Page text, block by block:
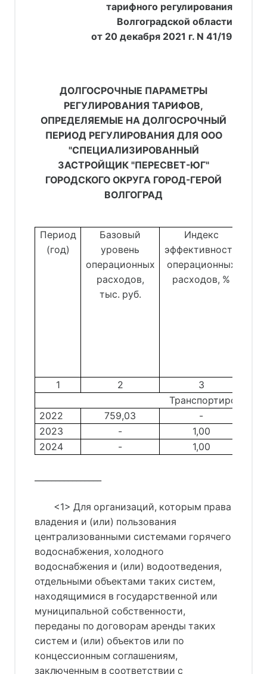
тарифного регулирования
Волгоградской области
от 20 декабря 2021 г. N 41/19
ДОЛГОСРОЧНЫЕ ПАРАМЕТРЫ
РЕГУЛИРОВАНИЯ ТАРИФОВ,
ОПРЕДЕЛЯЕМЫЕ НА ДОЛГОСРОЧНЫЙ
ПЕРИОД РЕГУЛИРОВАНИЯ ДЛЯ ООО
"СПЕЦИАЛИЗИРОВАННЫЙ
ЗАСТРОЙЩИК "ПЕРЕСВЕТ-ЮГ"
ГОРОДСКОГО ОКРУГА ГОРОД-ГЕРОЙ
ВОЛГОГРАД
Период
(год)
Базовый
уровень
операционных
расходов,
тыс. руб.
Индекс
эффективности
операционных
расходов, %
1 2
3
Транспортировка
2022
759,03
-
2023
-
1,00
2024
- 1,00
<1> Для организаций, которым права
владения и (или) пользования
централизованными системами горячего
водоснабжения, холодного
водоснабжения и (или) водоотведения,
отдельными объектами таких систем,
находящимися в государственной или
муниципальной собственности,
переданы по договорам аренды таких
систем и (или) объектов или по
концессионным соглашениям,
заключенным в соответствии с